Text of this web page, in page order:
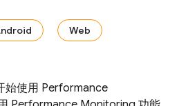
Web
始使用 Performance